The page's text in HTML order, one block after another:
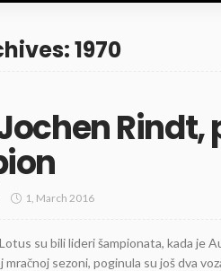
1970
Jochen
1, March 2016
su bili lideri šampionata, kada je
mračnoj sezoni, poginula su još dva